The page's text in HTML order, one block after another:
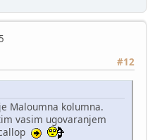
5
#12
Maloumna kolumna.
vasim ugovaranjem